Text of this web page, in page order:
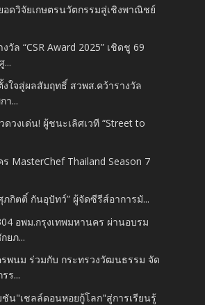
อดวิจัยเกษตรนวัตกรรมสู่เชิงพาณิชย์
วัล “CSR Award 2025” เชิดชู 69
...
งใจสู่ผลสัมฤทธิ์ สวพส.คว้ารางวัล
า...
วงเด่น! ผู้ชนะเลิศเวที “Street to
MasterChef Thailand Season 7
กิตติ์ กันอุปัทว์” ผู้จัดซีรีส์อาการมั...
อพม.กรุงเทพมหานคร ผ่านอบรม
ยภ...
พนม ร่วมกับ กระทรวงวัฒนธรรม จัด
ร...
ชัน"เชลล์ดอนหอยกู้โลก"สู่การเรียนรู้